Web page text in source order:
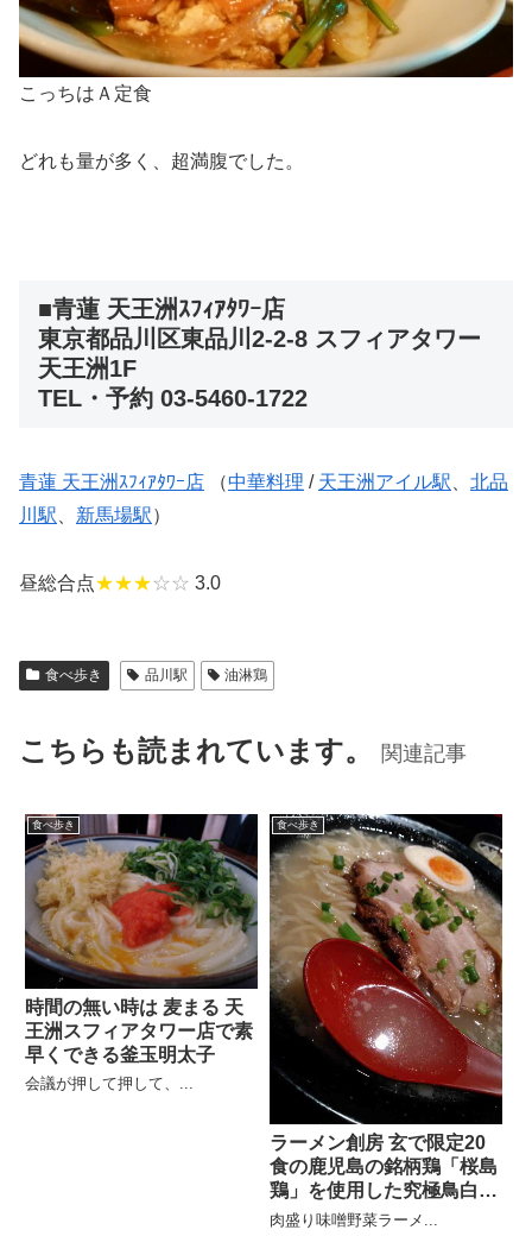
こっちはＡ定食
どれも量が多く、超満腹でした。
■青蓮 天王洲ｽﾌｨｱﾀﾜｰ店
東京都品川区東品川2-2-8 スフィアタワー
天王洲1F
TEL・予約 03-5460-1722
青蓮 天王洲ｽﾌｨｱﾀﾜｰ店 （中華料理 / 天王洲アイル駅
北品
川駅
新馬場駅）
昼総合点★★★☆☆ 3.0
食べ歩き 品川駅 油淋鶏
こちらも読まれています。 関連記事
食べ歩き
時間の無い時は 麦まる 天
王洲スフィアタワー店で素
早くできる釜玉明太子
会議が押して押して、...
食べ歩き
ラーメン創房 玄で限定20
食の鹿児島の銘柄鶏「桜島
鶏」を使用した究極鳥白湯
そば
肉盛り味噌野菜ラーメ...